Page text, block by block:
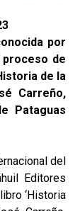
por
de
de la
Carreño,
Pataguas
del
Editores
‘Historia